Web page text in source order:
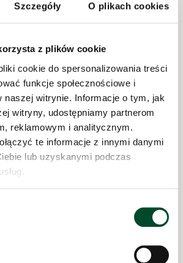
Szczegóły O plikach cookies
z plików cookie
cookie do spersonalizowania treści
funkcje społecznościowe i
naszej witrynie. Informacje o tym, jak
witryny, udostępniamy partnerom
reklamowym i analitycznym.
te informacje z innymi danymi
lub uzyskanymi podczas
zarządem: